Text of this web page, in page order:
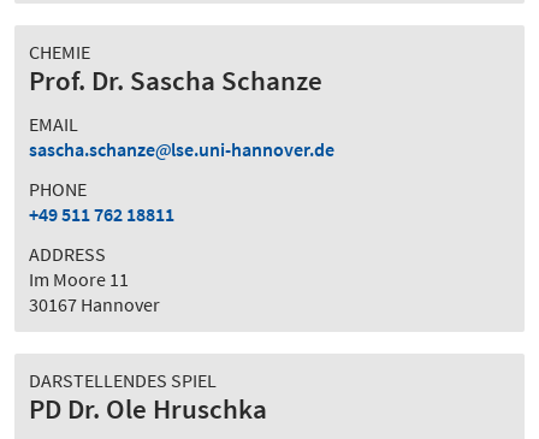
CHEMIE
Prof. Dr. Sascha Schanze
EMAIL
sascha.schanze
lse.uni-hannover.de
PHONE
+49 511 762 18811
ADDRESS
Im Moore 11
30167 Hannover
DARSTELLENDES SPIEL
PD Dr. Ole Hruschka